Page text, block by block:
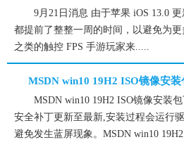
9月21日消息 由于苹果 iOS 13.0
都提前了整整一周的时间，以避免为
之类的触控 FPS 手游玩家来.....
MSDN win10 19H2 ISO镜像安
MSDN win10 19H2 ISO镜像安装
安全补丁更新至最新,安装过程会运行
避免发生蓝屏现象。MSDN win10